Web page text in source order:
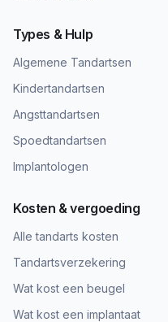
Types & Hulp
Algemene Tandartsen
Kindertandartsen
Angsttandartsen
Spoedtandartsen
Implantologen
Kosten & vergoeding
Alle tandarts kosten
Tandartsverzekering
Wat kost een beugel
Wat kost een implantaat